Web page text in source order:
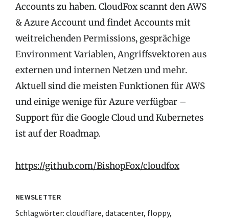
Accounts zu haben. CloudFox scannt den AWS
& Azure Account und findet Accounts mit
weitreichenden Permissions, gesprächige
Environment Variablen, Angriffsvektoren aus
externen und internen Netzen und mehr.
Aktuell sind die meisten Funktionen für AWS
und einige wenige für Azure verfügbar –
Support für die Google Cloud und Kubernetes
ist auf der Roadmap.
https://github.com/BishopFox/cloudfox
NEWSLETTER
Schlagwörter: cloudflare, datacenter, floppy,